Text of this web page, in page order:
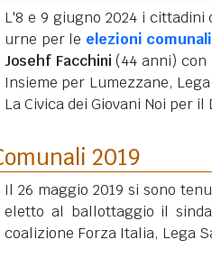
L'8 e 9 giugno 2024 i
urne per le elezioni
Josehf Facchini (44 anni) con
Insieme per Lumezzane,
La Civica dei Giovani Noi per il
2019
Il 26 maggio 2019 si sono
eletto al ballottaggio il
coalizione Forza Italia, Lega